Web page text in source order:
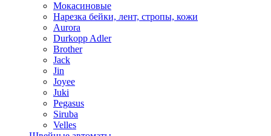
Мокасиновые
Нарезка бейки, лент, стропы, кожи
Aurora
Durkopp Adler
Brother
Jack
Jin
Joyee
Juki
Pegasus
Siruba
Velles